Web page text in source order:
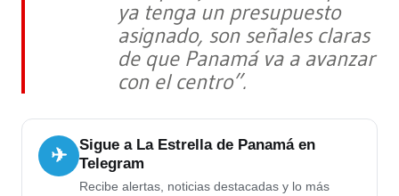
ya tenga un presupuesto
asignado, son señales claras
de que Panamá va a avanzar
con el centro”.
✈
Sigue a La Estrella de Panamá en
Telegram
Recibe alertas, noticias destacadas y lo más